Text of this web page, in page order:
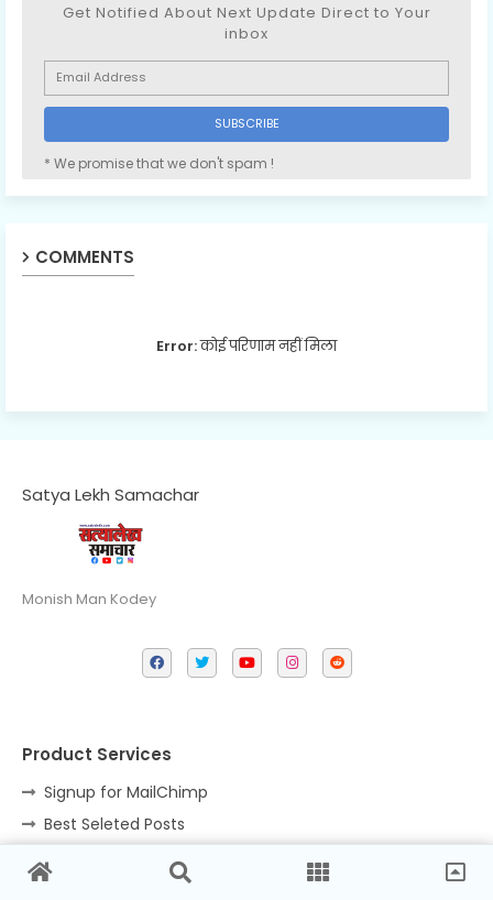
Get Notified About Next Update Direct to Your
inbox
* We promise that we don't spam !
COMMENTS
Error:कोई परिणाम नहीं मिला
Satya Lekh Samachar
Monish Man Kodey
Product Services
Signup for MailChimp
Best Seleted Posts
ahref Affiliate